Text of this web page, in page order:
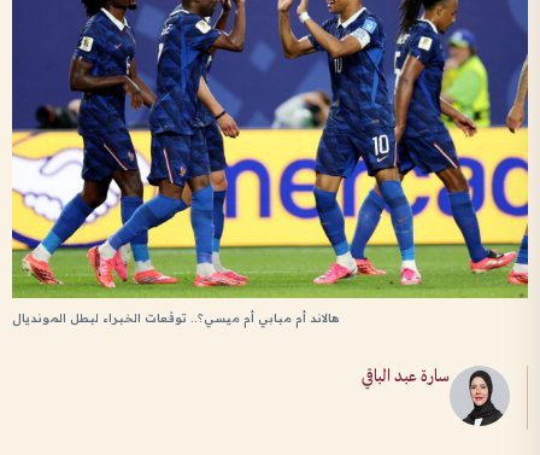
هالاند أم مبابي أم ميسي؟.. توقعات الخبراء لبطل المونديال
سارة عبد الباقي